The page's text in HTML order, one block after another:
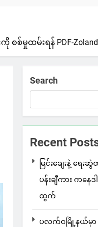
မှုထမ်းရန် PDF-
Search
Recent
မြင်းချေးနဲ့ ရေ
ပန်းချီကား ကနေဒ
ထွက်
ပလက်ဝမြို့နယ်မှ